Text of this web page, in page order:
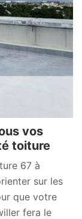
vos
toiture
67 à
sur les
que votre
fera le